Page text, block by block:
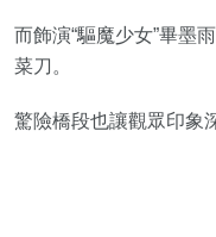
而飾演“驅魔少女”畢墨
菜刀。
驚險橋段也讓觀眾印象